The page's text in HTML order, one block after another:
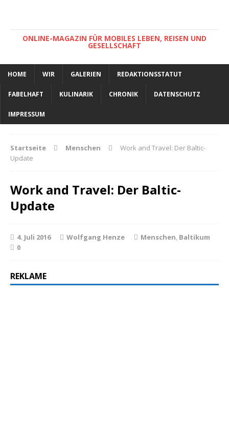
ONLINE-MAGAZIN FÜR MOBILES LEBEN, REISEN UND
GESELLSCHAFT
HOME WIR GALERIEN REDAKTIONSSTATUT
FABELHAFT KULINARIK CHRONIK DATENSCHUTZ
IMPRESSUM
Startseite Menschen
Work and Travel: Der Baltic-
Update
Work and Travel: Der Baltic-
Update
4. Juli 2016 Wolfgang Henze Menschen, Baltikum
0
REKLAME